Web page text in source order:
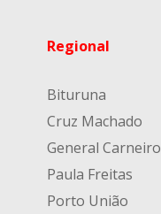
Regional
Bituruna
Cruz Machado
General Carneiro
Paula Freitas
Porto União